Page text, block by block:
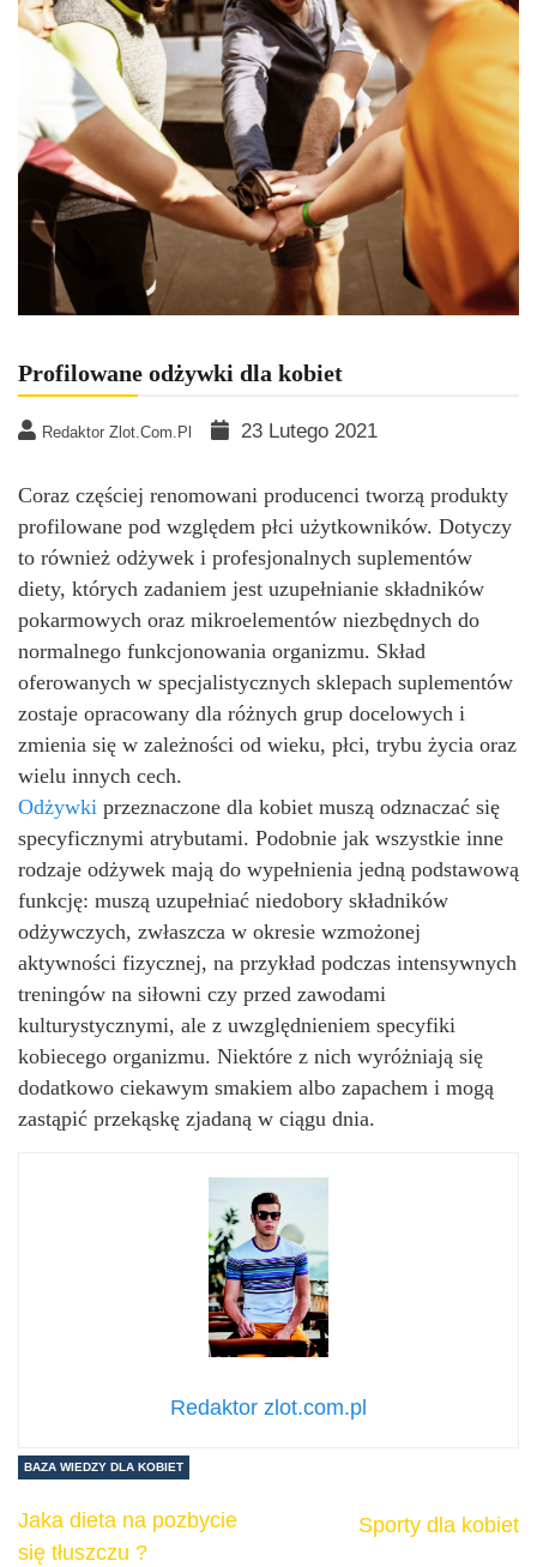
Profilowane odżywki dla kobiet
Redaktor Zlot.com.pl 23 Lutego 2021
Coraz częściej renomowani producenci tworzą produkty
profilowane pod względem płci użytkowników. Dotyczy
to również odżywek i profesjonalnych suplementów
diety, których zadaniem jest uzupełnianie składników
pokarmowych oraz mikroelementów niezbędnych do
normalnego funkcjonowania organizmu. Skład
oferowanych w specjalistycznych sklepach suplementów
zostaje opracowany dla różnych grup docelowych i
zmienia się w zależności od wieku, płci, trybu życia oraz
wielu innych cech.
Odżywki przeznaczone dla kobiet muszą odznaczać się
specyficznymi atrybutami. Podobnie jak wszystkie inne
rodzaje odżywek mają do wypełnienia jedną podstawową
funkcję: muszą uzupełniać niedobory składników
odżywczych, zwłaszcza w okresie wzmożonej
aktywności fizycznej, na przykład podczas intensywnych
treningów na siłowni czy przed zawodami
kulturystycznymi, ale z uwzględnieniem specyfiki
kobiecego organizmu. Niektóre z nich wyróżniają się
dodatkowo ciekawym smakiem albo zapachem i mogą
zastąpić przekąskę zjadaną w ciągu dnia.
Redaktor zlot.com.pl
BAZA WIEDZY DLA KOBIET
Jaka dieta na pozbycie
się tłuszczu ?
Sporty dla kobiet